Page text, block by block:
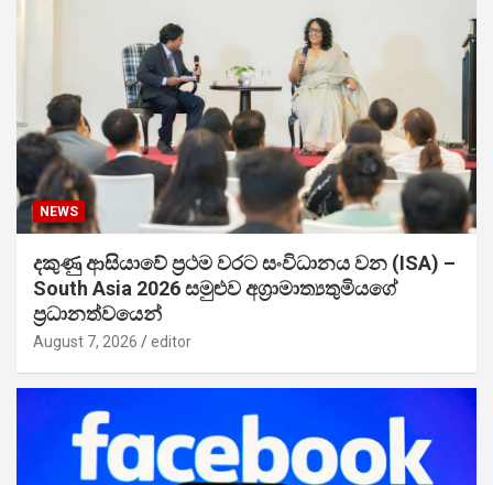
NEWS
දකුණු ආසියාවේ ප්‍රථම වරට සංවිධානය වන (ISA) –
South Asia 2026 සමුළුව අග්‍රාමාත්‍යතුමියගේ
ප්‍රධානත්වයෙන්
August 7, 2026 editor